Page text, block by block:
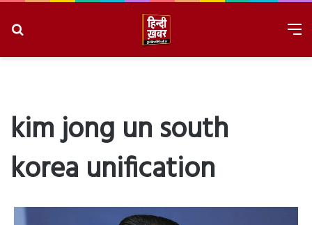
kim jong un south
korea unification